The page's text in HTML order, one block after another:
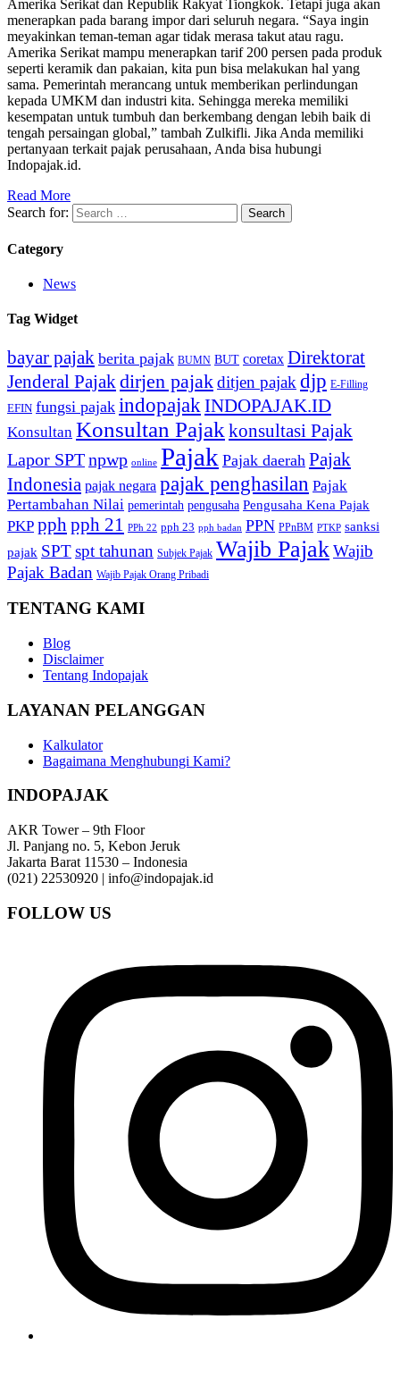
Amerika Serikat dan Republik Rakyat Tiongkok. Tetapi juga akan
menerapkan pada barang impor dari seluruh negara. “Saya ingin
meyakinkan teman-teman agar tidak merasa takut atau ragu.
Amerika Serikat mampu menerapkan tarif 200 persen pada produk
seperti keramik dan pakaian, kita pun bisa melakukan hal yang
sama. Pemerintah merancang untuk memberikan perlindungan
kepada UMKM dan industri kita. Sehingga mereka memiliki
kesempatan untuk tumbuh dan berkembang dengan lebih baik di
tengah persaingan global,” tambah Zulkifli. Jika Anda memiliki
pertanyaan terkait pajak perusahaan, Anda bisa hubungi
Indopajak.id.
Read More
Search for:
Category
News
Tag Widget
bayar pajak berita pajak BUMN BUT coretax Direktorat
Jenderal Pajak dirjen pajakditjen pajak djp E-Filling
EFIN fungsi pajak indopajak INDOPAJAK.ID
Konsultan Konsultan Pajak konsultasi Pajak
Lapor SPTnpwp online Pajak Pajak daerah Pajak
Indonesia pajak negara pajak penghasilan Pajak
Pertambahan Nilai pemerintah pengusaha Pengusaha Kena Pajak
PKP pph pph 21 PPh 22 pph 23 pph badan PPN PPnBM PTKP sanksi
pajak SPTspt tahunan Subjek Pajak Wajib PajakWajib
Pajak Badan Wajib Pajak Orang Pribadi
TENTANG KAMI
Blog
Disclaimer
Tentang Indopajak
LAYANAN PELANGGAN
Kalkulator
Bagaimana Menghubungi Kami?
INDOPAJAK
AKR Tower – 9th Floor
Jl. Panjang no. 5, Kebon Jeruk
Jakarta Barat 11530 – Indonesia
(021) 22530920 | info@indopajak.id
FOLLOW US